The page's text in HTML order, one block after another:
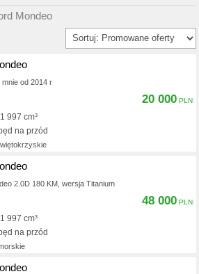
Mondeo
mnie od 2014 r
1 997 cm³
na przód
20 000
2.0D 180 KM, wersja Titanium
1 997 cm³
na przód
48 000